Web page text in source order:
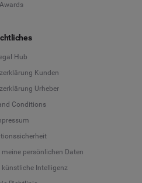
Awards
Hub
Kunden
Urheber
Conditions
persönlichen Daten
Intelligenz
Deutsch